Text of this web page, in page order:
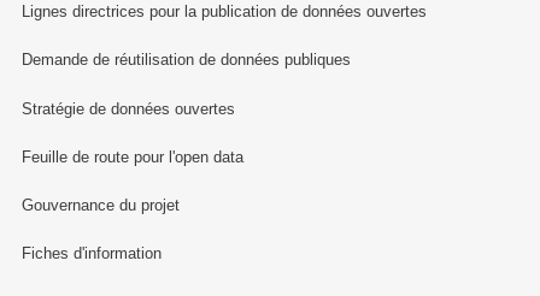
Lignes directrices pour la publication de données ouvertes
Demande de réutilisation de données publiques
Stratégie de données ouvertes
Feuille de route pour l'open data
Gouvernance du projet
Fiches d'information